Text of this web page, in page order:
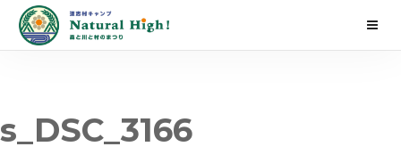
s_DSC_3166